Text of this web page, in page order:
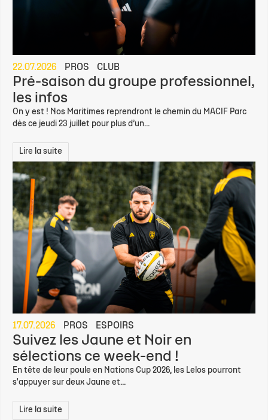
22.07.2026 PROS CLUB
Pré-saison du groupe professionnel,
les infos
On y est ! Nos Maritimes reprendront le chemin du MACIF Parc
dès ce jeudi 23 juillet pour plus d’un...
Lire la suite
17.07.2026 PROS ESPOIRS
Suivez les Jaune et Noir en
sélections ce week-end !
En tête de leur poule en Nations Cup 2026, les Lelos pourront
s'appuyer sur deux Jaune et...
Lire la suite